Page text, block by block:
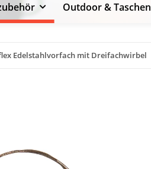
Outdoor & Taschen
Edelstahlvorfach mit Dreifachwirbel